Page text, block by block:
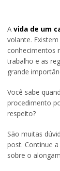
A vida de um
volante.
conhecimentos
trabalho e as
grande
Você sabe
procedimento
respeito?
São muitas
post. Continue
sobre o